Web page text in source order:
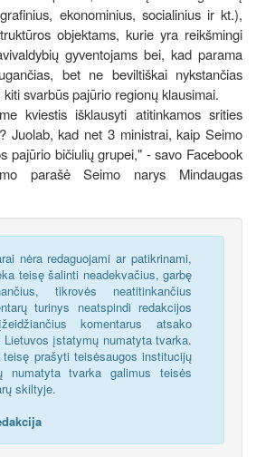
ekonominius, socialinius ir kt.),
objektams, kurie yra reikšmingi
gyventojams bei, kad parama
bet ne beviltiškai nykstančias
svarbūs pajūrio regionų klausimai.
kviestis išklausyti atitinkamos srities
Juolab, kad net 3 ministrai, kaip Seimo
pajūrio bičiulių grupei," - savo Facebook
parašė Seimo narys Mindaugas
nėra redaguojami ar patikrinami,
teisę šalinti neadekvačius, garbę
tikrovės neatitinkančius
turinys neatspindi redakcijos
komentarus atsako
Lietuvos įstatymų numatyta tvarka.
teisę prašyti teisėsaugos institucijų
numatyta tvarka galimus teisės
skiltyje.